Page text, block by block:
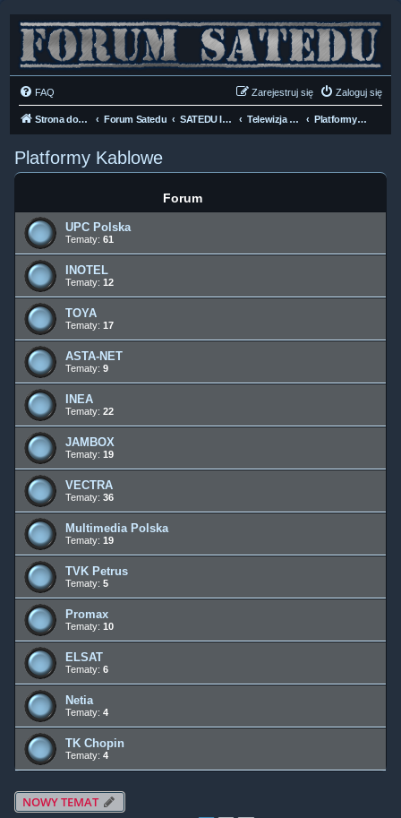
FAQ Zaloguj się
Zarejestruj się
Strona domowa Forum Satedu SATEDU INFO Telewizja Kablowa DVB-C Platformy Kablowe
Platformy Kablowe
Forum
UPC Polska
Tematy: 61
INOTEL
Tematy: 12
TOYA
Tematy: 17
ASTA-NET
Tematy: 9
INEA
Tematy: 22
JAMBOX
Tematy: 19
VECTRA
Tematy: 36
Multimedia Polska
Tematy: 19
TVK Petrus
Tematy: 5
Promax
Tematy: 10
ELSAT
Tematy: 6
Netia
Tematy: 4
TK Chopin
Tematy: 4
NOWY TEMAT